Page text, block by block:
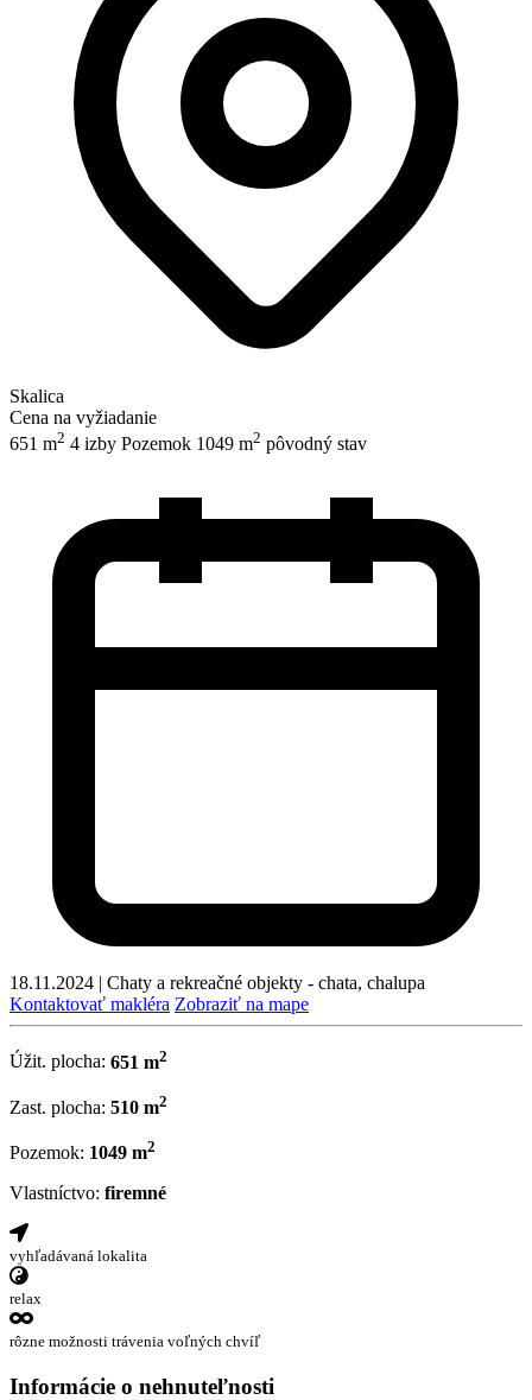
Skalica
Cena na vyžiadanie
651 m2 4 izby Pozemok 1049 m2 pôvodný stav
18.11.2024 | Chaty a rekreačné objekty - chata, chalupa
Kontaktovať makléra Zobraziť na mape
Úžit. plocha: 651 m2
Zast. plocha: 510 m2
Pozemok: 1049 m2
Vlastníctvo: firemné
vyhľadávaná lokalita
relax
rôzne možnosti trávenia voľných chvíľ
Informácie o nehnuteľnosti